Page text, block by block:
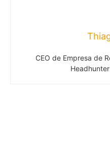
CEO de Empresa de